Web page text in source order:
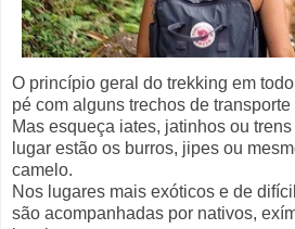
O princípio geral do trekking em
pé com alguns trechos de
Mas esqueça iates, jatinhos ou
lugar estão os burros, jipes ou
camelo.
Nos lugares mais exóticos e de
são acompanhadas por nativos,